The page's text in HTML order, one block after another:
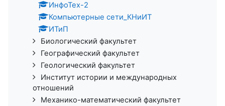
ИнфоТех-2
Компьютерные сети_КНиИТ
ИТиП
Биологический факультет
Географический факультет
Геологический факультет
Институт истории и международных
отношений
Механико-математический факультет